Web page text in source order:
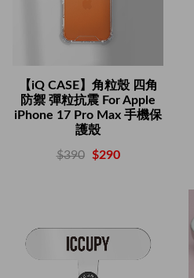
【iQ CASE】角粒殼 四角
防禦 彈粒抗震 For Apple
iPhone 17 Pro Max 手機保
護殼
$390 $290